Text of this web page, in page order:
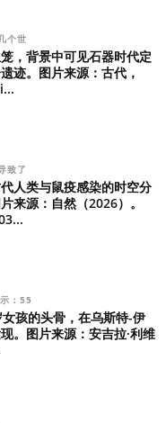
个世
，背景中可见石器时代定
迹。图片来源：古代，
致了
人类与鼠疫感染的时空分
来源：自然（2026）。
：55
孩的头骨，在乌斯特-伊
。图片来源：安吉拉·利维